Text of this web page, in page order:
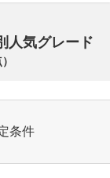
人気グレード
条件